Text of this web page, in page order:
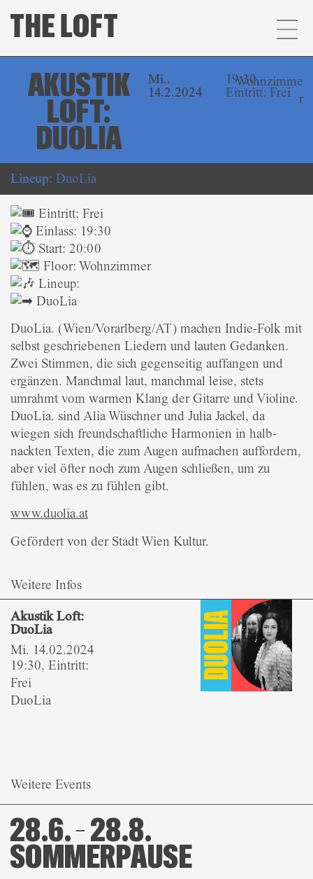
AKUSTIK
LOFT:
DUOLIA
Mi..
14.2.2024
19:30,
Eintritt: Frei
Wohnzimme
r
Lineup: DuoLia
Eintritt: Frei
Einlass: 19:30
Start: 20:00
Floor: Wohnzimmer
Lineup:
DuoLia
DuoLia. (Wien/Vorarlberg/AT) machen Indie-Folk mit
selbst geschriebenen Liedern und lauten Gedanken.
Zwei Stimmen, die sich gegenseitig auffangen und
ergänzen. Manchmal laut, manchmal leise, stets
umrahmt vom warmen Klang der Gitarre und Violine.
DuoLia. sind Alia Wüschner und Julia Jackel, da
wiegen sich freundschaftliche Harmonien in halb-
nackten Texten, die zum Augen aufmachen auffordern,
aber viel öfter noch zum Augen schließen, um zu
fühlen, was es zu fühlen gibt.
www.duolia.at
Gefördert von der Stadt Wien Kultur.
Weitere Infos
Akustik Loft:
DuoLia
Mi. 14.02.2024
19:30, Eintritt:
Frei
DuoLia
Weitere Events
28.6. – 28.8.
SOMMERPAUSE